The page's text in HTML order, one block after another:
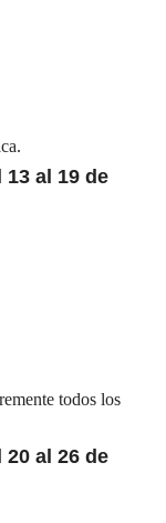
al 19 de
todos los
al 26 de